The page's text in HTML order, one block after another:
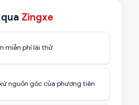
Zingxe
miễn phí lái thử
nguồn gốc của phương tiện